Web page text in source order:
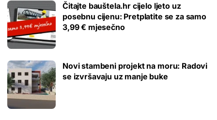
Čitajte bauštela.hr cijelo ljeto uz
posebnu cijenu: Pretplatite se za samo
3,99 € mjesečno
Novi stambeni projekt na moru: Radovi
se izvršavaju uz manje buke